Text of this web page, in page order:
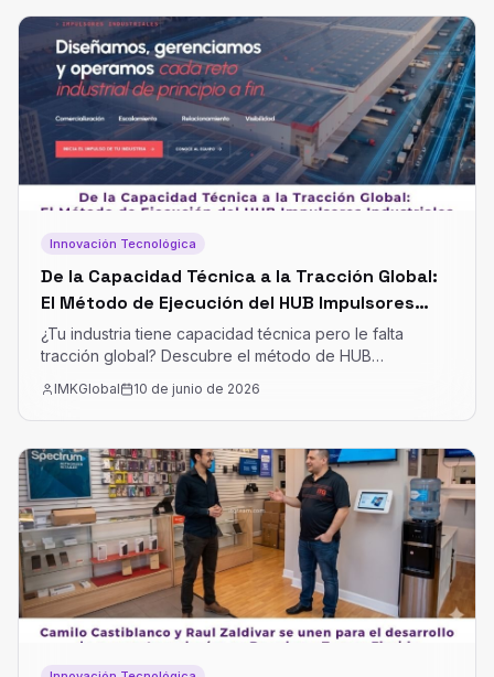
Innovación Tecnológica
De la Capacidad Técnica a la Tracción Global:
El Método de Ejecución del HUB Impulsores
Industriales
¿Tu industria tiene capacidad técnica pero le falta
tracción global? Descubre el método de HUB
comercialización, escalar tu operación sin fricciones y
conectar con tomadores de decisiones clave en
IMKGlobal 10 de junio de 2026